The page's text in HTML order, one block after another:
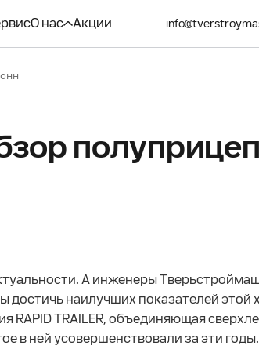
О нас Акции
А инженеры
наилучших показателей этой
RAPID TRAILER, объединяющая
в ней усовершенствовали за эти